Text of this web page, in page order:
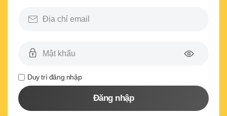
Duy trì đăng nhập
Đăng nhập